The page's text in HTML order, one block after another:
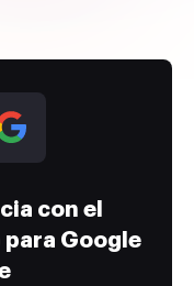
con el
Google